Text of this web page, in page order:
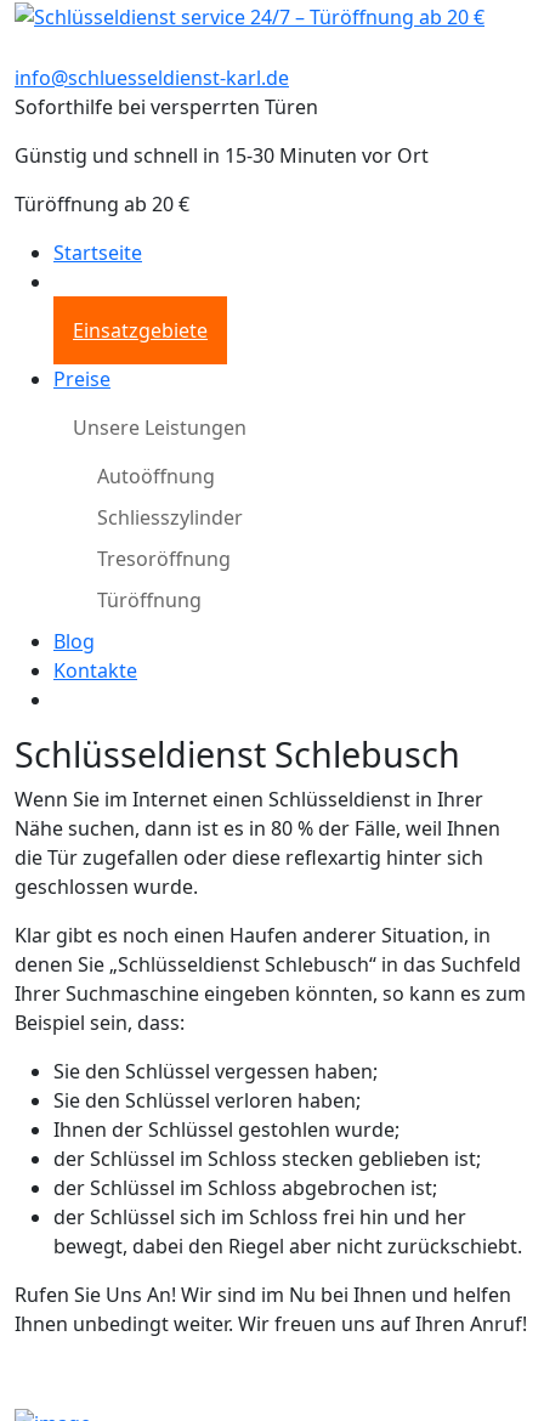
info@schluesseldienst-karl.de
Soforthilfe bei versperrten Türen
Günstig und schnell in 15-30 Minuten vor Ort
Türöffnung ab 20 €
Startseite
Einsatzgebiete
Preise
Unsere Leistungen
Autoöffnung
Schliesszylinder
Tresoröffnung
Türöffnung
Blog
Kontakte
Schlüsseldienst Schlebusch
Wenn Sie im Internet einen Schlüsseldienst in Ihrer
Nähe suchen, dann ist es in 80 % der Fälle, weil Ihnen
die Tür zugefallen oder diese reflexartig hinter sich
geschlossen wurde.
Klar gibt es noch einen Haufen anderer Situation, in
denen Sie „Schlüsseldienst Schlebusch“ in das Suchfeld
Ihrer Suchmaschine eingeben könnten, so kann es zum
Beispiel sein, dass:
Sie den Schlüssel vergessen haben;
Sie den Schlüssel verloren haben;
Ihnen der Schlüssel gestohlen wurde;
der Schlüssel im Schloss stecken geblieben ist;
der Schlüssel im Schloss abgebrochen ist;
der Schlüssel sich im Schloss frei hin und her
bewegt, dabei den Riegel aber nicht zurückschiebt.
Rufen Sie Uns An! Wir sind im Nu bei Ihnen und helfen
Ihnen unbedingt weiter. Wir freuen uns auf Ihren Anruf!